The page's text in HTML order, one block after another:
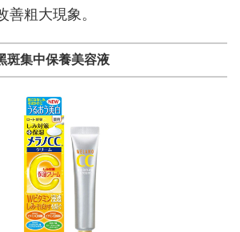
善粗大現象。
斑集中保養美容液